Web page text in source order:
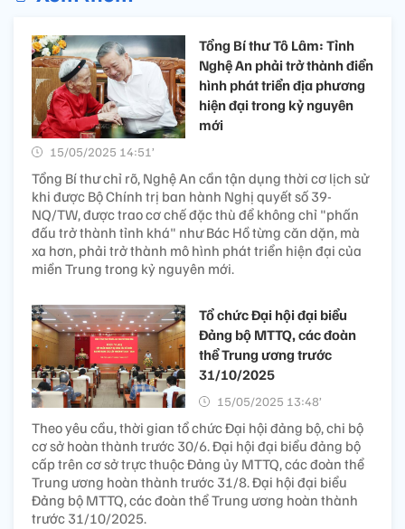
Tổng Bí thư Tô Lâm: Tỉnh
Nghệ An phải trở thành điển
hình phát triển địa phương
hiện đại trong kỷ nguyên
mới
15/05/2025 14:51’
Tổng Bí thư chỉ rõ, Nghệ An cần tận dụng thời cơ lịch sử
khi được Bộ Chính trị ban hành Nghị quyết số 39-
NQ/TW, được trao cơ chế đặc thù để không chỉ "phấn
đấu trở thành tỉnh khá" như Bác Hồ từng căn dặn, mà
xa hơn, phải trở thành mô hình phát triển hiện đại của
miền Trung trong kỷ nguyên mới.
Tổ chức Đại hội đại biểu
Đảng bộ MTTQ, các đoàn
thể Trung ương trước
31/10/2025
15/05/2025 13:48’
Theo yêu cầu, thời gian tổ chức Đại hội đảng bộ, chi bộ
cơ sở hoàn thành trước 30/6. Đại hội đại biểu đảng bộ
cấp trên cơ sở trực thuộc Đảng ủy MTTQ, các đoàn thể
Trung ương hoàn thành trước 31/8. Đại hội đại biểu
Đảng bộ MTTQ, các đoàn thể Trung ương hoàn thành
trước 31/10/2025.